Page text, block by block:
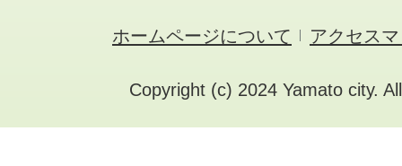
ホームページについて アクセス
Copyright (c) 2024 Yamato city.